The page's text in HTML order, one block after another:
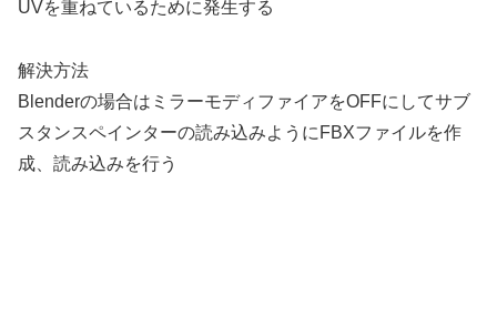
UVを重ねているために発生する
解決方法
Blenderの場合はミラーモディファイアをOFFにしてサブ
スタンスペインターの読み込みようにFBXファイルを作
成、読み込みを行う